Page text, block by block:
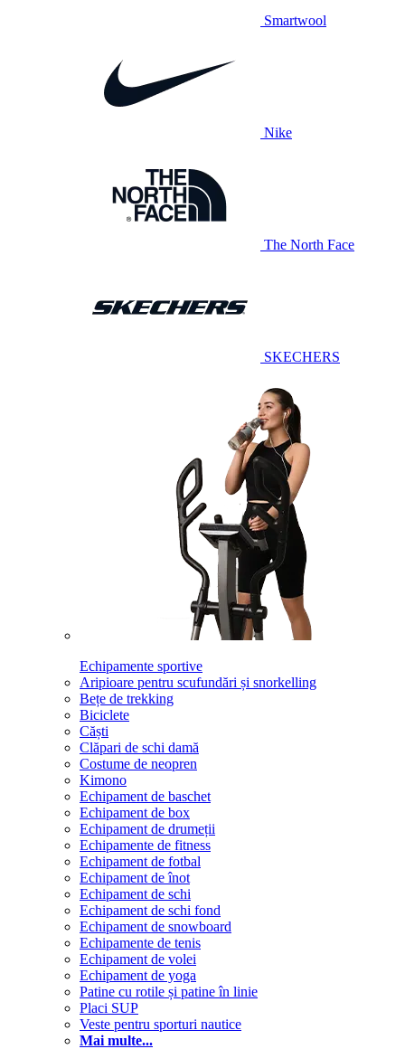
Smartwool
Nike
The North Face
SKECHERS
Echipamente sportive
Aripioare pentru scufundări și snorkelling
Bețe de trekking
Biciclete
Căști
Clăpari de schi damă
Costume de neopren
Kimono
Echipament de baschet
Echipament de box
Echipament de drumeții
Echipamente de fitness
Echipament de fotbal
Echipament de înot
Echipament de schi
Echipament de schi fond
Echipament de snowboard
Echipamente de tenis
Echipament de volei
Echipament de yoga
Patine cu rotile și patine în linie
Placi SUP
Veste pentru sporturi nautice
Mai multe...